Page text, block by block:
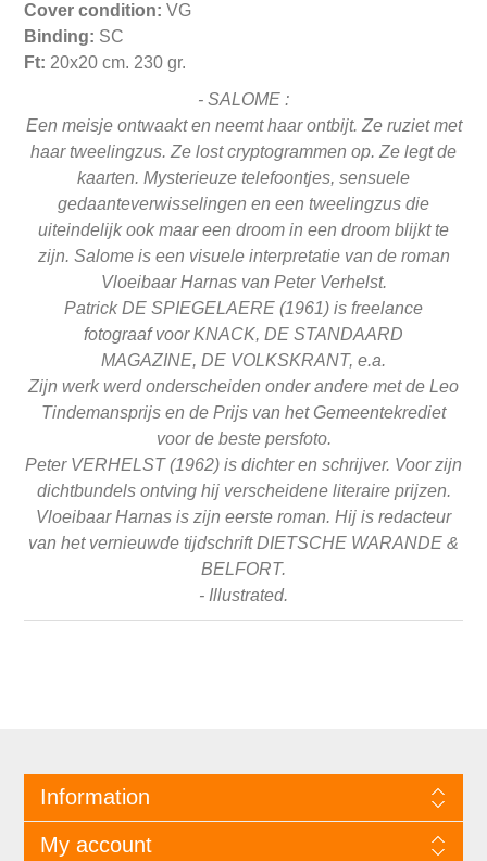
Cover condition: VG
Binding: SC
Ft: 20x20 cm. 230 gr.
- SALOME :
Een meisje ontwaakt en neemt haar ontbijt. Ze ruziet met
haar tweelingzus.Ze lost cryptogrammen op. Ze legt de
kaarten. Mysterieuze telefoontjes, sensuele
gedaanteverwisselingen en een tweelingzus die
uiteindelijk ook maar een droom in een droom blijkt te
zijn. Salome is een visuele interpretatie van de roman
Vloeibaar Harnas van Peter Verhelst.
Patrick DE SPIEGELAERE (1961) is freelance
fotograafvoor KNACK, DE STANDAARD
MAGAZINE, DE VOLKSKRANT, e.a.
Zijn werk werd onderscheiden onder andere met de Leo
Tindemansprijs en de Prijs van het Gemeentekrediet
voor de beste persfoto.
Peter VERHELST (1962) is dichter en schrijver. Voor zijn
dichtbundels ontving hij verscheidene literaire prijzen.
Vloeibaar Harnas is zijn eerste roman. Hij is redacteur
van het vernieuwde tijdschrift DIETSCHE WARANDE &
BELFORT.
- Illustrated.
Information
My account